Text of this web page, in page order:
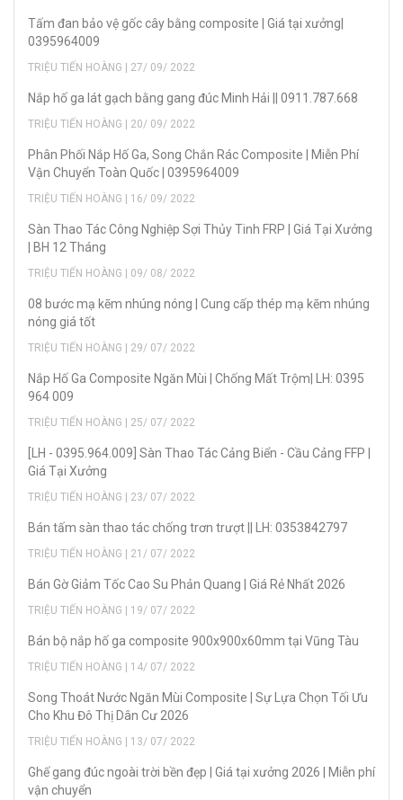
Tấm đan bảo vệ gốc cây bằng composite | Giá tại xưởng|
0395964009
TRIỆU TIẾN HOÀNG | 27/ 09/ 2022
Nắp hố ga lát gạch bằng gang đúc Minh Hải || 0911.787.668
TRIỆU TIẾN HOÀNG | 20/ 09/ 2022
Phân Phối Nắp Hố Ga, Song Chắn Rác Composite | Miễn Phí
Vận Chuyển Toàn Quốc | 0395964009
TRIỆU TIẾN HOÀNG | 16/ 09/ 2022
Sàn Thao Tác Công Nghiệp Sợi Thủy Tinh FRP | Giá Tại Xưởng
| BH 12 Tháng
TRIỆU TIẾN HOÀNG | 09/ 08/ 2022
08 bước mạ kẽm nhúng nóng | Cung cấp thép mạ kẽm nhúng
nóng giá tốt
TRIỆU TIẾN HOÀNG | 29/ 07/ 2022
Nắp Hố Ga Composite Ngăn Mùi | Chống Mất Trộm| LH: 0395
964 009
TRIỆU TIẾN HOÀNG | 25/ 07/ 2022
[LH - 0395.964.009] Sàn Thao Tác Cảng Biển - Cầu Cảng FFP |
Giá Tại Xưởng
TRIỆU TIẾN HOÀNG | 23/ 07/ 2022
Bán tấm sàn thao tác chống trơn trượt || LH: 0353842797
TRIỆU TIẾN HOÀNG | 21/ 07/ 2022
Bán Gờ Giảm Tốc Cao Su Phản Quang | Giá Rẻ Nhất 2026
TRIỆU TIẾN HOÀNG | 19/ 07/ 2022
Bán bộ nắp hố ga composite 900x900x60mm tại Vũng Tàu
TRIỆU TIẾN HOÀNG | 14/ 07/ 2022
Song Thoát Nước Ngăn Mùi Composite | Sự Lựa Chọn Tối Ưu
Cho Khu Đô Thị Dân Cư 2026
TRIỆU TIẾN HOÀNG | 13/ 07/ 2022
Ghế gang đúc ngoài trời bền đẹp | Giá tại xưởng 2026 | Miễn phí
vận chuyển